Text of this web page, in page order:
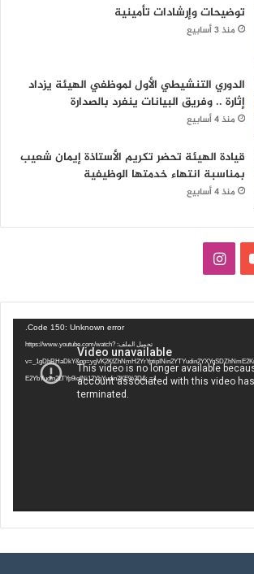
توضيحات وإرشادات تأمينية
منذ 3 أسابيع
الدوري التنشيطي الأول لموظفي الهيئة يزداد
إثارة .. وفريق البيانات ينفرد بالصدارة
منذ 4 أسابيع
قيادة الهيئة تحضر تكريم الأستاذة إيمان شعيب
بمناسبة انتهاء خدمتها الوظيفية
منذ 4 أسابيع
ت
ي
و
س
ت
ق
Code 150: Unknown error.
تحميل الملف: https://www.youtube.com/watch?
E2YbYudin2LTYp9iqINi12YbYudin2KE%3D&_=1